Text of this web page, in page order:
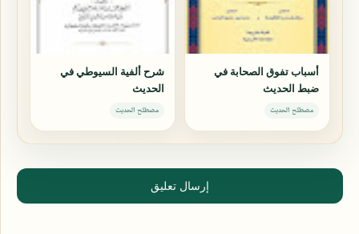
أسباب تفوق الصحابة في
ضبط الحديث
مصطلح الحديث
شرح ألفية السيوطي في
الحديث
مصطلح الحديث
إرسال تعليق